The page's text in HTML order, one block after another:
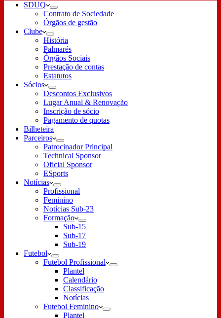
SDUQ
Contrato de Sociedade
Órgãos de gestão
Clube
História
Palmarés
Órgãos Sociais
Prestação de contas
Estatutos
Sócios
Descontos Exclusivos
Lugar Anual & Renovação
Inscrição de sócio
Pagamento de quotas
Bilheteira
Parceiros
Patrocinador Principal
Technical Sponsor
Oficial Sponsor
ESports
Notícias
Profissional
Feminino
Notícias Sub-23
Formação
Sub-15
Sub-17
Sub-19
Futebol
Futebol Profissional
Plantel
Calendário
Classificação
Notícias
Futebol Feminino
Plantel